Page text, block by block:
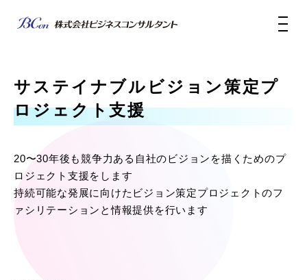
サステイナブルビジョン策定プ
ロジェクト支援
20〜30年後も競争力ある自社のビジョンを描くためのプ
ロジェクト支援をします
持続可能な発展に向けたビジョン策定プロジェクトのフ
ァシリテーションと情報提供を行います